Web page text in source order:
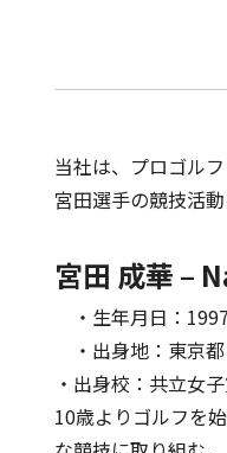
当社は、プロゴル
宮田選手の競技活動
宮田 成華 –
・生年月日：
・出身地：東京都
・出身校：共立女
10歳よりゴルフを